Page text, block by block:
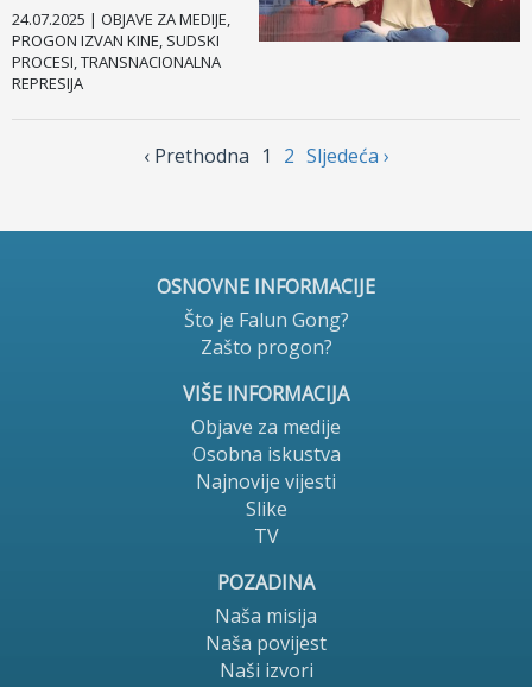
24.07.2025 | OBJAVE ZA MEDIJE,
PROGON IZVAN KINE, SUDSKI
PROCESI, TRANSNACIONALNA
REPRESIJA
‹ Prethodnа 1 2 Sljedećа ›
OSNOVNE INFORMACIJE
Što je Falun Gong?
Zašto progon?
VIŠE INFORMACIJA
Objave za medije
Osobna iskustva
Najnovije vijesti
Slike
TV
POZADINA
Naša misija
Naša povijest
Naši izvori